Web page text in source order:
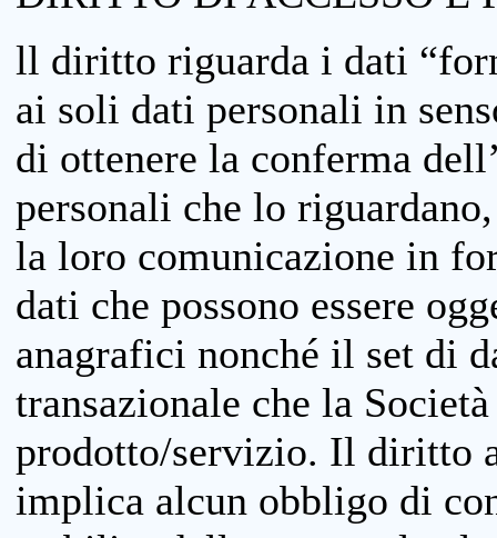
ll diritto riguarda i dati
ai soli dati personali in
di ottenere la conferma
personali che lo
la loro comunicazione in
dati che possono essere
anagrafici nonché il set di
transazionale che la
prodotto/servizio. Il diritto
implica alcun obbligo di